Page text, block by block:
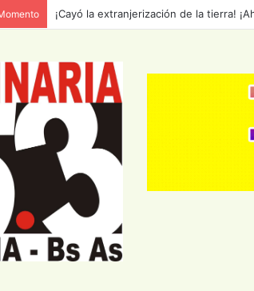
Huerta en el Hospital Alvear: un